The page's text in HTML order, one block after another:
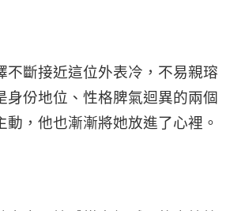
不斷接近這位外表冷，不易親瑢
身份地位、性格脾氣迴異的兩個
動，他也漸漸將她放進了心裡。